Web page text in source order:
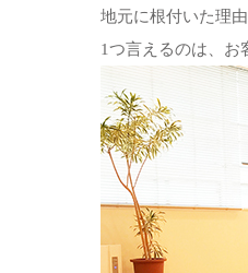
地元に根付いた理
1つ言えるのは、お